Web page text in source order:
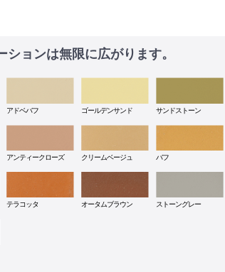
ョンは無限に広がります。
アドベバフ ゴールデンサンド サンドストーン
アンティークローズ クリームベージュ バフ
テラコッタ オータムブラウン ストーングレー